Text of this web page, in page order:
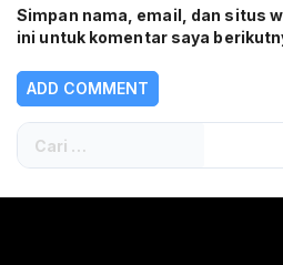
Simpan nama, email, dan situs
ini untuk komentar saya
Cari
untuk: